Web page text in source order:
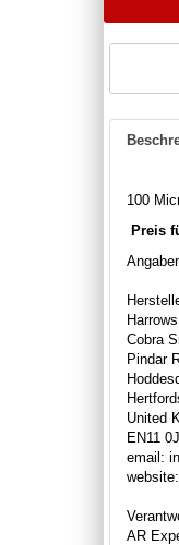
100
Preis
Cobra
Pindar
United
EN11
email:
AR